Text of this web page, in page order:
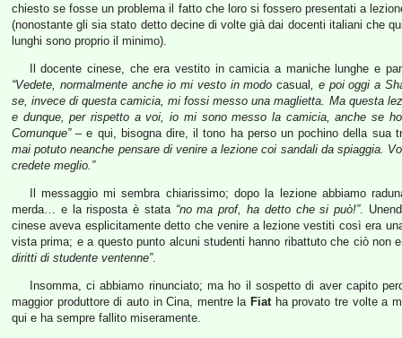
chiesto se fosse un problema il fatto che loro si fossero presentati a
(nonostante gli sia stato detto decine di volte già dai docenti italiani che
lunghi sono proprio il minimo).
Il docente cinese, che era vestito in camicia a maniche lunghe e
“Vedete, normalmente anche io mi vesto in modo casual
, e poi oggi a
se, invece di questa camicia, mi fossi messo una maglietta. Ma questa
e dunque, per rispetto a voi, io mi sono messo la camicia, anche se
Comunque”– e qui, bisogna dire, il tono ha perso un pochino della sua
mai potuto neanche pensare di venire a lezione coi sandali da spiaggia.
credete meglio.”
Il messaggio mi sembra chiarissimo; dopo la lezione abbiamo
merda… e la risposta è stata“no ma prof, ha detto che si può!”.
cinese aveva esplicitamente detto che venire a lezione vestiti così era
vista prima; e a questo punto alcuni studenti hanno ribattuto che ciò
diritti di studente ventenne”.
Insomma, ci abbiamo rinunciato; ma ho il sospetto di aver capito
maggior produttore di auto in Cina, mentre la Fiat ha provato tre volte a
qui e ha sempre fallito miseramente.